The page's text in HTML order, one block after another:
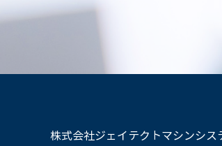
株式会社ジェイテクトマシンシス